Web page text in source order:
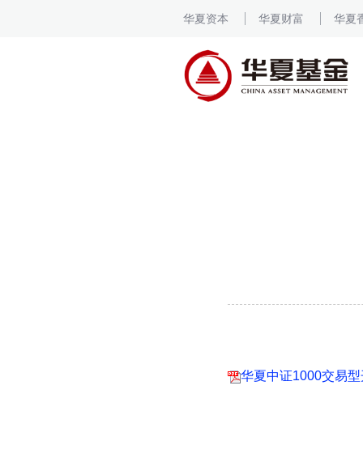
华夏资本 华夏财富 华夏
华夏中证1000交易